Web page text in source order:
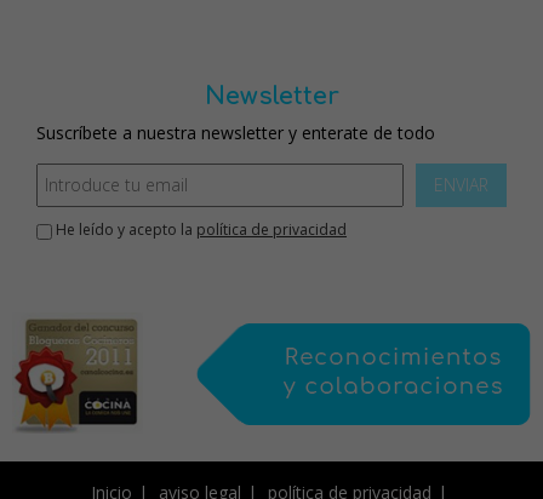
Newsletter
Suscríbete a nuestra newsletter y enterate de todo
ENVIAR
He leído y acepto la política de privacidad
Inicio aviso legal política de privacidad